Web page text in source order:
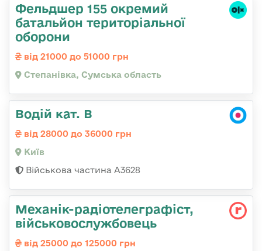
Фельдшер 155 окремий
батальйон територіальної
оборони
від 21000 до 51000 грн
Степанівка, Сумська область
Водій кат. В
від 28000 до 36000 грн
Київ
Військова частина А3628
Механік-радіотелеграфіст,
військовослужбовець
від 25000 до 125000 грн